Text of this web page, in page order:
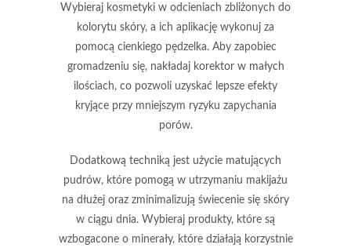
Wybieraj kosmetyki w odcieniach zbliżonych do
kolorytu skóry, a ich aplikację wykonuj za
pomocą cienkiego pędzelka. Aby zapobiec
gromadzeniu się, nakładaj korektor w małych
ilościach, co pozwoli uzyskać lepsze efekty
kryjące przy mniejszym ryzyku zapychania
porów.
Dodatkową techniką jest użycie matujących
pudrów, które pomogą w utrzymaniu makijażu
na dłużej oraz zminimalizują świecenie się skóry
w ciągu dnia. Wybieraj produkty, które są
wzbogacone o minerały, które działają korzystnie